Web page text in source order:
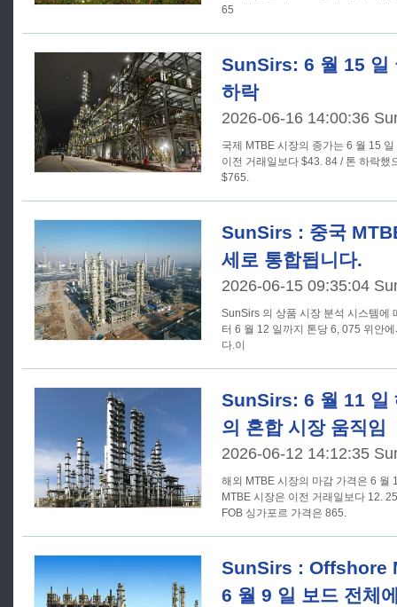
65
SunSirs: 6 월 15 일
하락
2026-06-16 14:00:36
국제 MTBE 시장의 종가는 6 월 15
이전 거래일보다 $43. 84 / 톤 하락했
$765.
SunSirs : 중국
세로 통합됩니다.
2026-06-15 09:35:04
SunSirs 의 상품 시장 분석 시스템에
터 6 월 12 일까지 톤당 6, 075 위안
다.이
SunSirs: 6 월 11 일
의 혼합 시장 움직임
2026-06-12 14:12:35
해외 MTBE 시장의 마감 가격은 6 월
MTBE 시장은 이전 거래일보다 12.
FOB 싱가포르 가격은 865.
SunSirs : Offshore
6 월 9 일 보드 전체